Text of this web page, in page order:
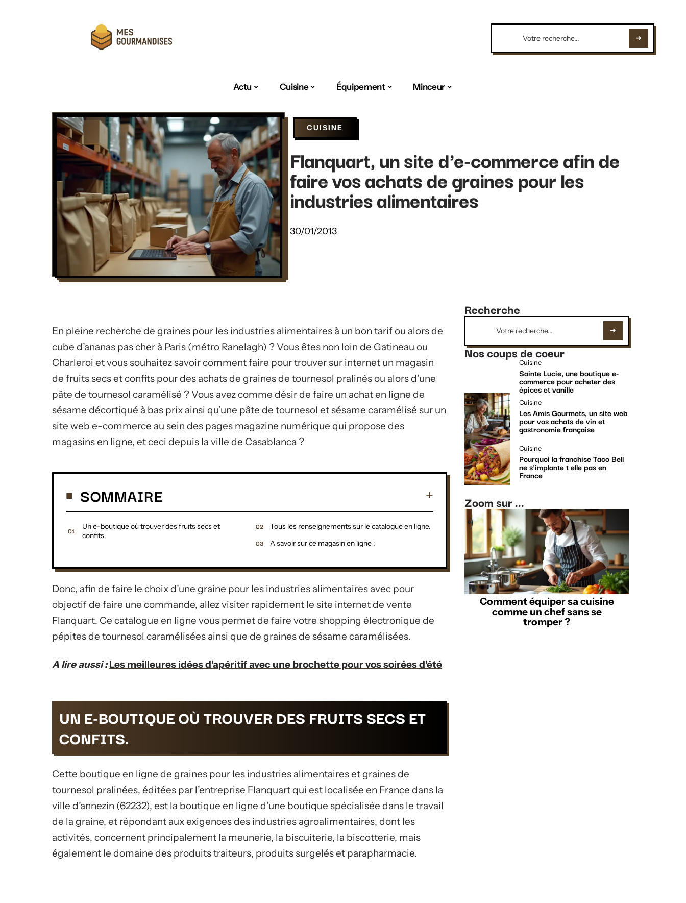
Actu Cuisine Équipement Minceur
CUISINE
Flanquart, un site d'e-commerce afin de
faire vos achats de graines pour les
industries alimentaires
30/01/2013
En pleine recherche de graines pour les industries alimentaires à un bon tarif ou alors de
cube d’ananas pas cher à Paris (métro Ranelagh) ? Vous êtes non loin de Gatineau ou
Charleroi et vous souhaitez savoir comment faire pour trouver sur internet un magasin
de fruits secs et confits pour des achats de graines de tournesol pralinés ou alors d’une
pâte de tournesol caramélisé ? Vous avez comme désir de faire un achat en ligne de
sésame décortiqué à bas prix ainsi qu’une pâte de tournesol et sésame caramélisé sur un
site web e-commerce au sein des pages magazine numérique qui propose des
magasins en ligne, et ceci depuis la ville de Casablanca ?
SOMMAIRE
Un e-boutique où trouver des fruits secs et
confits.
Tous les renseignements sur le catalogue en ligne.
A savoir sur ce magasin en ligne :
Donc, afin de faire le choix d’une graine pour les industries alimentaires avec pour
objectif de faire une commande, allez visiter rapidement le site internet de vente
Flanquart. Ce catalogue en ligne vous permet de faire votre shopping électronique de
pépites de tournesol caramélisées ainsi que de graines de sésame caramélisées.
A lire aussi : Les meilleures idées d'apéritif avec une brochette pour vos soirées d'été
UN E-BOUTIQUE OÙ TROUVER DES FRUITS SECS ET
CONFITS.
Cette boutique en ligne de graines pour les industries alimentaires et graines de
tournesol pralinées, éditées par l’entreprise Flanquart qui est localisée en France dans la
ville d’annezin (62232), est la boutique en ligne d’une boutique spécialisée dans le travail
de la graine, et répondant aux exigences des industries agroalimentaires, dont les
activités, concernent principalement la meunerie, la biscuiterie, la biscotterie, mais
également le domaine des produits traiteurs, produits surgelés et parapharmacie.
Recherche
Nos coups de coeur
Cuisine
Sainte Lucie, une boutique e-
commerce pour acheter des
épices et vanille
Cuisine
Les Amis Gourmets, un site web
pour vos achats de vin et
gastronomie française
Cuisine
Pourquoi la franchise Taco Bell
ne s’implante t elle pas en
France
Zoom sur ...
Comment équiper sa cuisine
comme un chef sans se
tromper ?